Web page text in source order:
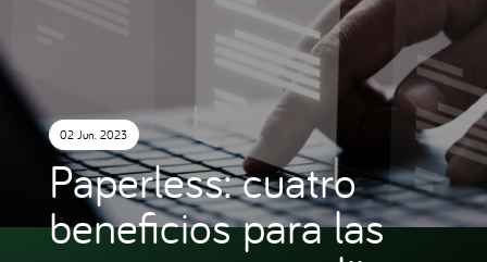
02 Jun. 2023
Paperless: cuatro
beneficios para las